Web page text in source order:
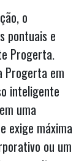
o
pontuais e
Progerta.
Progerta em
inteligente
uma
exige máxima
ou um